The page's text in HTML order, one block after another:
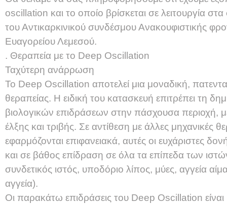
oscillation και το οποίο βρίσκεται σε λειτουργία
του Αντικαρκινικού συνδέσμου Ανακουφιστικής
Ευαγορείου Λεμεσού.
. Θεραπεία με το Deep Oscillation
Ταχύτερη ανάρρωση
Το Deep Oscillation αποτελεί μια μοναδική,
θεραπείας. Η ειδική του κατασκευή επιτρέπει τη
βιολογικών επιδράσεων στην πάσχουσα περιοχή,
έλξης και τριβής. Σε αντίθεση με άλλες μηχανικές
εφαρμόζονται επιφανειακά, αυτές οι ευχάριστες
και σε βάθος επίδραση σε όλα τα επίπεδα των
συνδετικός ιστός, υποδόριο λίπος, μύες, αγγεία
αγγεία).
Οι παρακάτω επιδράσεις του Deep Oscillation είναι